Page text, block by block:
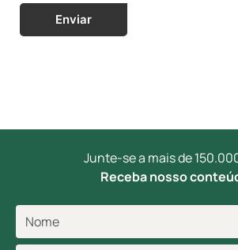
Enviar
Junte-se a mais de
Receba nosso